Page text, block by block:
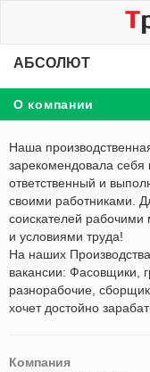
АБСОЛЮТ
О компании
Наша
зарекомендовала себя
ответственный и
своими работниками.
соискателей рабочими
и условиями труда!
На наших
вакансии: Фасовщики,
разнорабочие,
хочет достойно
Компания